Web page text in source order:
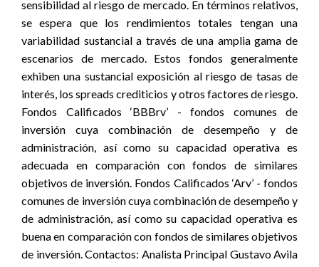
sensibilidad al riesgo de mercado. En términos relativos,
se espera que los rendimientos totales tengan una
variabilidad sustancial a través de una amplia gama de
escenarios de mercado. Estos fondos generalmente
exhiben una sustancial exposición al riesgo de tasas de
interés, los spreads crediticios y otros factores de riesgo.
Fondos Calificados ‘BBBrv’ - fondos comunes de
inversión cuya combinación de desempeño y de
administración, así como su capacidad operativa es
adecuada en comparación con fondos de similares
objetivos de inversión. Fondos Calificados ‘Arv’ - fondos
comunes de inversión cuya combinación de desempeño y
de administración, así como su capacidad operativa es
buena en comparación con fondos de similares objetivos
de inversión. Contactos: Analista Principal Gustavo Avila